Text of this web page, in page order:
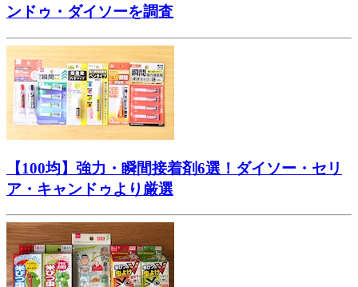
ンドゥ・ダイソーを調査
【100均】強力・瞬間接着剤6選！ダイソー・セリ
ア・キャンドゥより厳選